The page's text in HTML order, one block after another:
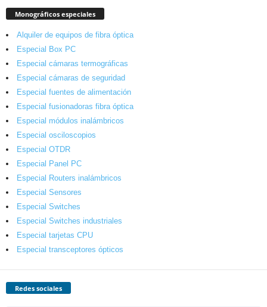
Monográficos especiales
Alquiler de equipos de fibra óptica
Especial Box PC
Especial cámaras termográficas
Especial cámaras de seguridad
Especial fuentes de alimentación
Especial fusionadoras fibra óptica
Especial módulos inalámbricos
Especial osciloscopios
Especial OTDR
Especial Panel PC
Especial Routers inalámbricos
Especial Sensores
Especial Switches
Especial Switches industriales
Especial tarjetas CPU
Especial transceptores ópticos
Redes sociales